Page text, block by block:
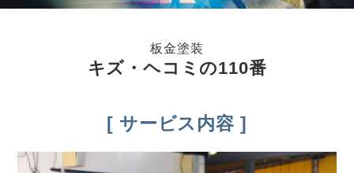
板金塗装
キズ・ヘコミの110番
サービス内容